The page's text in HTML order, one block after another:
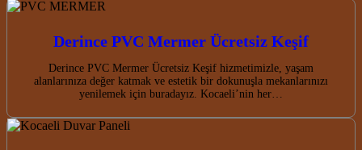
Derince PVC Mermer Ücretsiz Keşif
Derince PVC Mermer Ücretsiz Keşif hizmetimizle, yaşam
alanlarınıza değer katmak ve estetik bir dokunuşla mekanlarınızı
yenilemek için buradayız. Kocaeli’nin her…